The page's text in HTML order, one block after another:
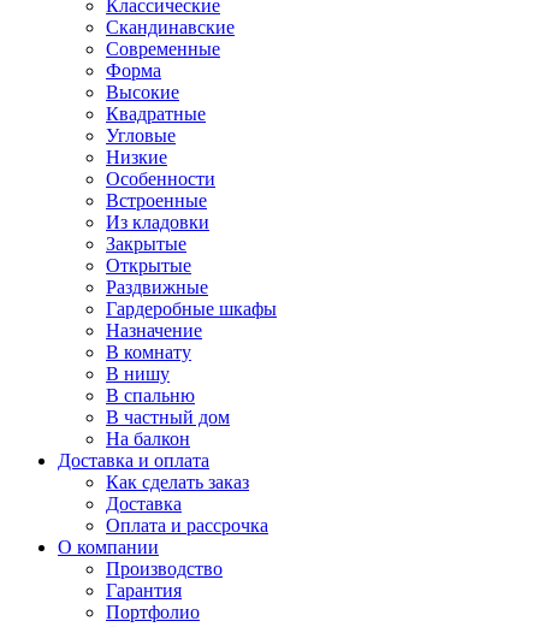
Классические
Скандинавские
Современные
Форма
Высокие
Квадратные
Угловые
Низкие
Особенности
Встроенные
Из кладовки
Закрытые
Открытые
Раздвижные
Гардеробные шкафы
Назначение
В комнату
В нишу
В спальню
В частный дом
На балкон
Доставка и оплата
Как сделать заказ
Доставка
Оплата и рассрочка
О компании
Производство
Гарантия
Портфолио